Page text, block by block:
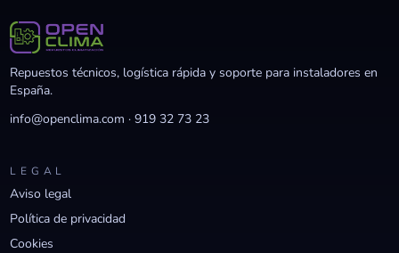
Repuestos técnicos, logística rápida y soporte para instaladores en
España.
info@openclima.com ·919 32 73 23
LEGAL
Aviso legal
Política de privacidad
Cookies